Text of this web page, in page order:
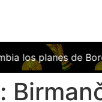
Bordalás